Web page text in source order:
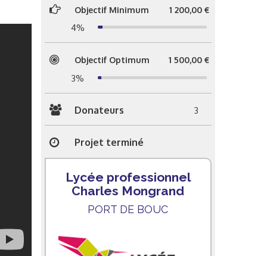
Objectif Minimum 1 200,00 €
4%
Objectif Optimum 1 500,00 €
3%
Donateurs 3
Projet terminé
Lycée professionnel
Charles Mongrand
PORT DE BOUC